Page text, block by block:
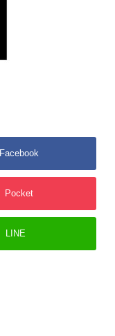
Facebook
Pocket
LINE